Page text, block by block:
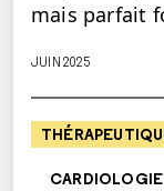
mais parfait
JUIN 2025
CARDIOLOGIE